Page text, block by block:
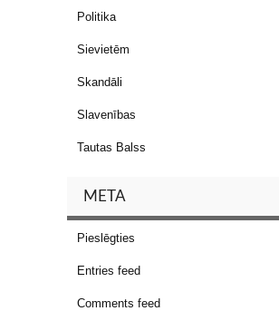
Politika
Sievietēm
Skandāli
Slavenības
Tautas Balss
META
Pieslēgties
Entries feed
Comments feed